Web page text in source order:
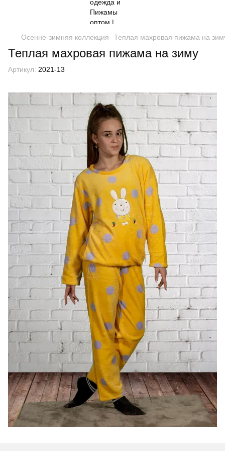
Осенне-зимняя коллекция Теплая махровая пижама на
Теплая махровая пижама на зиму
Артикул: 2021-13